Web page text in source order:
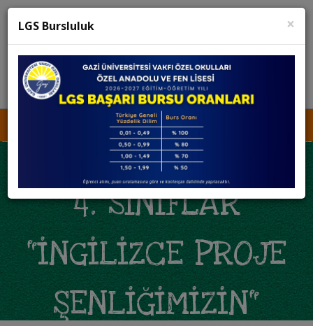
KURUCU TEMSİLCİSİNE ULAŞIN
İŞ BAŞVURUSU MEDYA KVKK
4. SINIFLAR
"İNGILIZCE PROJE
ŞENLIĞIMIZIN"
×
LGS Bursluluk